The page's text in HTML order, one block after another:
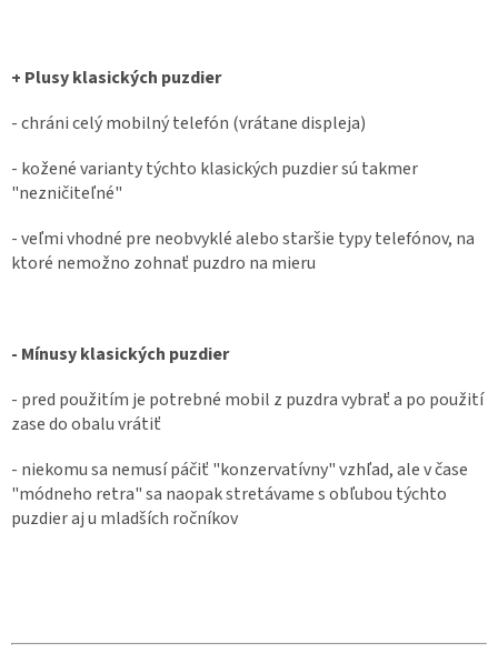
+ Plusy klasických puzdier
- chráni celý mobilný telefón (vrátane displeja)
- kožené varianty týchto klasických puzdier sú takmer
"nezničiteľné"
- veľmi vhodné pre neobvyklé alebo staršie typy telefónov, na
ktoré nemožno zohnať puzdro na mieru
- Mínusy klasických puzdier
- pred použitím je potrebné mobil z puzdra vybrať a po použití
zase do obalu vrátiť
- niekomu sa nemusí páčiť "konzervatívny" vzhľad, ale v čase
"módneho retra" sa naopak stretávame s obľubou týchto
puzdier aj u mladších ročníkov